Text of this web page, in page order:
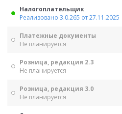
Налогоплательщик
Реализовано 3.0.265 от 27.11.2025
Платежные документы
Не планируется
Розница, редакция 2.3
Не планируется
Розница, редакция 3.0
Не планируется